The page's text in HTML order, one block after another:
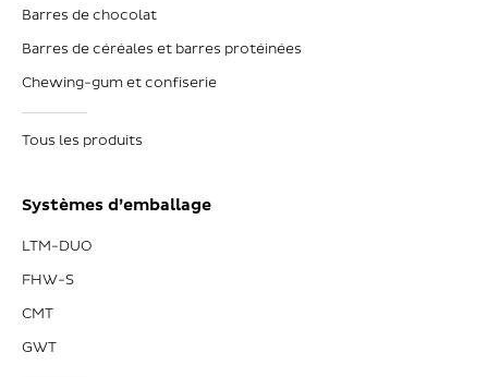
Barres de chocolat
Barres de céréales et barres protéinées
Chewing-gum et confiserie
Tous les produits
Systèmes d’emballage
LTM-DUO
FHW-S
CMT
GWT